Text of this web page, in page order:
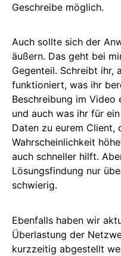
Geschreibe möglich.
Auch sollte sich der
äußern. Das geht bei
Gegenteil. Schreibt ihr,
funktioniert, was ihr
Beschreibung im
und auch was ihr für
Daten zu eurem Client,
Wahrscheinlichkeit
auch schneller hilft.
Lösungsfindung nur
schwierig.
Ebenfalls haben wir
Überlastung der
kurzzeitig abgestellt